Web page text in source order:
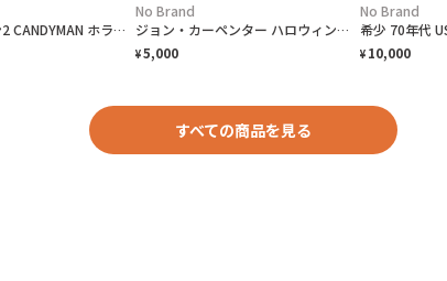
キャンディマン2 CANDYMAN ホラー映画 都市伝説 アメコミ風 グラフィック ムービーTシャツ メンズL 黒色
No Brand
ジョン・カーペンター ハロウィン HALLOWEEN マイケルマイヤーズ ホラー 映画 半袖 ムービーTシャツ メンズM 古着 黒色
¥5,000
No Brand
¥ 10,000
すべての商品を見る